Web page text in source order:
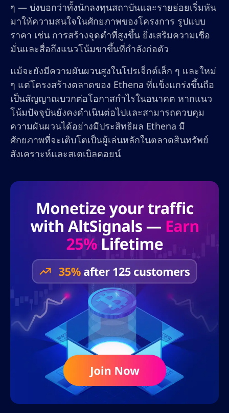
ๆ — บ่งบอกว่าทั้งนักลงทุนสถาบันและรายย่อยเริ่มหัน
มาให้ความสนใจในศักยภาพของโครงการ รูปแบบ
ราคา เช่น การสร้างจุดต่ำที่สูงขึ้น ยิ่งเสริมความเชื่อ
มั่นและสื่อถึงแนวโน้มขาขึ้นที่กำลังก่อตัว
แม้จะยังมีความผันผวนสูงในโปรเจ็กต์เล็ก ๆ และใหม่
ๆ แต่โครงสร้างตลาดของ Ethena ที่แข็งแกร่งขึ้นถือ
เป็นสัญญาณบวกต่อโอกาสกำไรในอนาคต หากแนว
โน้มปัจจุบันยังคงดำเนินต่อไปและสามารถควบคุม
ความผันผวนได้อย่างมีประสิทธิผล Ethena มี
ศักยภาพที่จะเติบโตเป็นผู้เล่นหลักในตลาดสินทรัพย์
สังเคราะห์และสเตเบิลคอยน์